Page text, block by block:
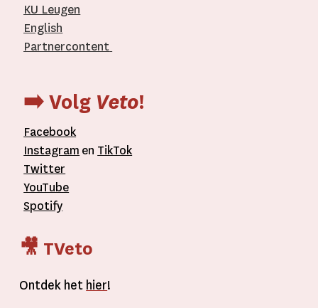
KU Leugen
English
Partnercontent
➡️ Volg Veto!
Facebook
Instagram en TikTok
Twitter
YouTube
Spotify
🎥 TVeto
Ontdek het hier!